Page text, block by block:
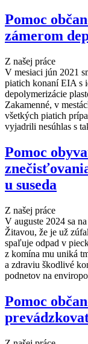
Pomoc
zámerom
Z našej práce
V mesiaci jún 2021
piatich konaní EIA s
depolymerizácie
Zakamenné, v
všetkých piatich
vyjadrili nesúhlas s
Pomoc
u suseda
Z našej práce
V auguste 2024 sa
Žitavou, že je už
spaľuje odpad v
z komína mu uniká
a zdraviu škodlivé
podnetov na
Pomoc